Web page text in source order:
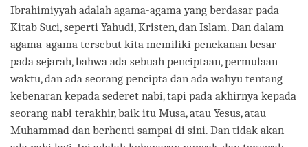
Ibrahimiyyah adalah agama-agama yang berdasar pada
Kitab Suci, seperti Yahudi, Kristen, dan Islam. Dan dalam
agama-agama tersebut kita memiliki penekanan besar
pada sejarah, bahwa ada sebuah penciptaan, permulaan
waktu, dan ada seorang pencipta dan ada wahyu tentang
kebenaran kepada sederet nabi, tapi pada akhirnya kepada
seorang nabi terakhir, baik itu Musa, atau Yesus, atau
Muhammad dan berhenti sampai di sini. Dan tidak akan